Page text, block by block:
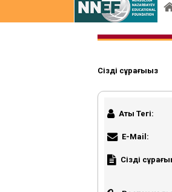
Сіздің сұрағыңыз
Аты Тегі:
E-Mail:
Сіздің